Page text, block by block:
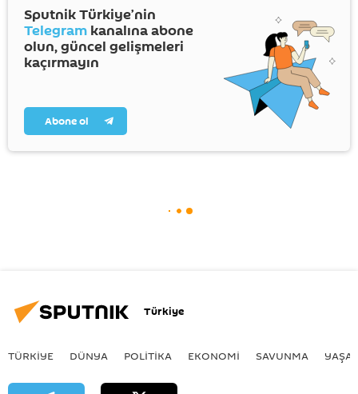
Sputnik Türkiye’nin
Telegram kanalına abone
olun, güncel gelişmeleri
kaçırmayın
Abone ol
Türkiye
TÜRKIYE DÜNYA POLİTİKA EKONOMİ SAVUNMA